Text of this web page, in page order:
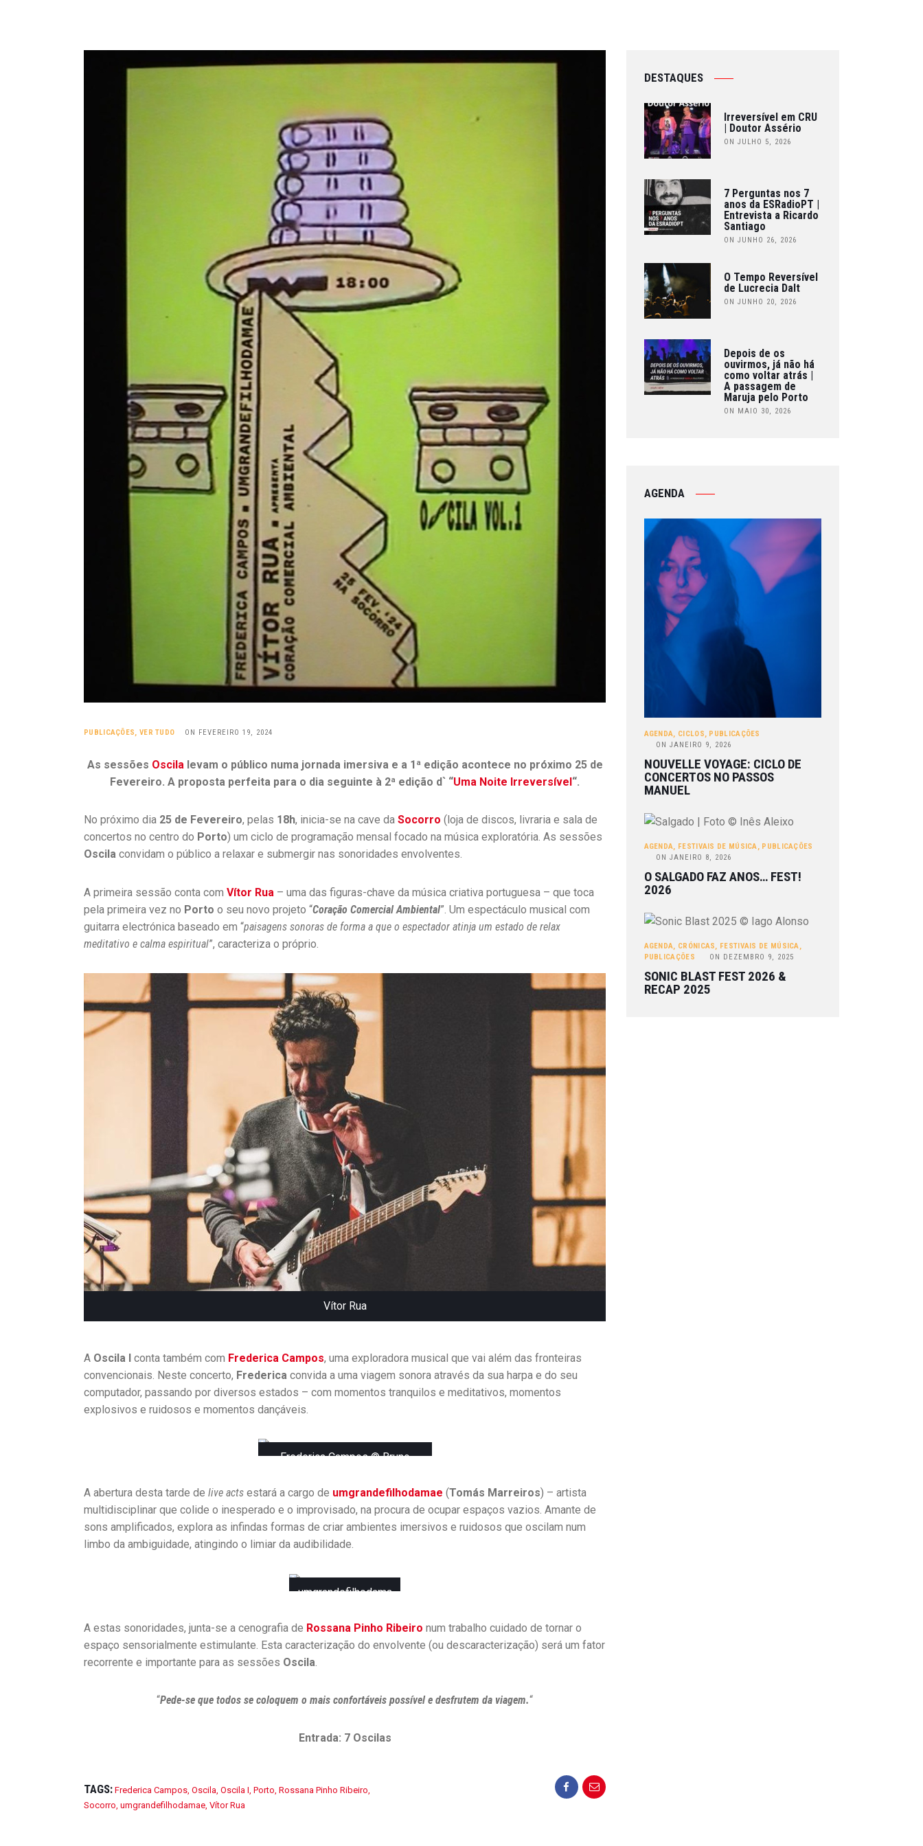
PUBLICAÇÕES, VER TUDO ON FEVEREIRO 19, 2024
As sessões Oscila levam o público numa jornada imersiva e a 1ª edição acontece no próximo 25 de
Fevereiro. A proposta perfeita para o dia seguinte à 2ª edição d` “Uma Noite Irreversível“.
No próximo dia 25 de Fevereiro, pelas 18h, inicia-se na cave da Socorro (loja de discos, livraria e sala de
concertos no centro do Porto) um ciclo de programação mensal focado na música exploratória. As sessões
Oscila convidam o público a relaxar e submergir nas sonoridades envolventes.
A primeira sessão conta com Vítor Rua – uma das figuras-chave da música criativa portuguesa – que toca
pela primeira vez no Porto o seu novo projeto “Coração Comercial Ambiental”. Um espectáculo musical com
guitarra electrónica baseado em “paisagens sonoras de forma a que o espectador atinja um estado de relax
meditativo e calma espiritual”, caracteriza o próprio.
Vítor Rua
A Oscila I conta também com Frederica Campos, uma exploradora musical que vai além das fronteiras
convencionais. Neste concerto, Frederica convida a uma viagem sonora através da sua harpa e do seu
computador, passando por diversos estados – com momentos tranquilos e meditativos, momentos
explosivos e ruidosos e momentos dançáveis.
Frederica Campos © Bruno
A abertura desta tarde de live acts estará a cargo de umgrandefilhodamae (Tomás Marreiros) – artista
multidisciplinar que colide o inesperado e o improvisado, na procura de ocupar espaços vazios. Amante de
sons amplificados, explora as infindas formas de criar ambientes imersivos e ruidosos que oscilam num
limbo da ambiguidade, atingindo o limiar da audibilidade.
umgrandefilhodama
A estas sonoridades, junta-se a cenografia de Rossana Pinho Ribeiro num trabalho cuidado de tornar o
espaço sensorialmente estimulante. Esta caracterização do envolvente (ou descaracterização) será um fator
recorrente e importante para as sessões Oscila
“Pede-se que todos se coloquem o mais confortáveis possível e desfrutem da viagem.“
Entrada: 7 Oscilas
TAGS: Frederica Campos, Oscila, Oscila I, Porto, Rossana Pinho Ribeiro,
Socorro, umgrandefilhodamae, Vítor Rua
FESTIVAIS,
D
C
L
C
A
Ç
S
C
I
C
D
C
A
DESTAQUES
Irreversível em CRU
| Doutor Assério
ON JULHO 5, 2026
7 Perguntas nos 7
anos da ESRadioPT |
Entrevista a Ricardo
Santiago
ON JUNHO 26, 2026
O Tempo Reversível
de Lucrecia Dalt
ON JUNHO 20, 2026
Depois de os
ouvirmos, já não há
como voltar atrás |
A passagem de
Maruja pelo Porto
ON MAIO 30, 2026
AGENDA
AGENDA, CICLOS, PUBLICAÇÕES
ON JANEIRO 9, 2026
NOUVELLE VOYAGE: CICLO DE
CONCERTOS NO PASSOS
MANUEL
AGENDA, FESTIVAIS DE MÚSICA, PUBLICAÇÕES
ON JANEIRO 8, 2026
O SALGADO FAZ ANOS… FEST!
2026
AGENDA, CRÓNICAS, FESTIVAIS DE MÚSICA,
PUBLICAÇÕES
ON DEZEMBRO 9, 2025
SONIC BLAST FEST 2026 &
RECAP 2025